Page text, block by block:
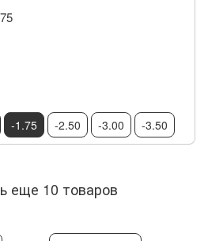
-1.75 -2.50 -3.00 -3.50
еще 10 товаров